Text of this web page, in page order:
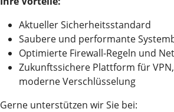
Aktueller Sicherheitsstandard
Saubere und performante
Optimierte Firewall-Regeln und
Zukunftssichere Plattform für
moderne Verschlüsselung
Gerne unterstützen wir Sie bei: